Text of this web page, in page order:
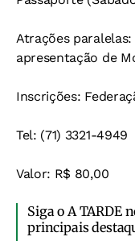
Atrações
apresentação de
Inscrições:
Tel: (71) 3321-4949
Valor: R$ 80,00
Siga o A TARDE
principais